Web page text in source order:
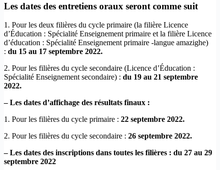
Les dates des entretiens oraux seront comme suit
1. Pour les deux filières du cycle primaire (la filière Licence
d’Éducation : Spécialité Enseignement primaire et la filière Licence
d’éducation : Spécialité Enseignement primaire -langue amazighe)
: du 15 au 17 septembre 2022.
2. Pour les filières du cycle secondaire (Licence d’Éducation :
Spécialité Enseignement secondaire) : du 19 au 21 septembre
2022.
– Les dates d’affichage des résultats finaux :
1. Pour les filières du cycle primaire : 22 septembre 2022.
2. Pour les filières du cycle secondaire : 26 septembre 2022.
– Les dates des inscriptions dans toutes les filières : du 27 au 29
septembre 2022